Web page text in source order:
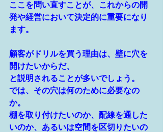
ここを問い直すことが、これからの開
発や経営において決定的に重要になり
ます。
顧客がドリルを買う理由は、壁に穴を
開けたいからだ、
と説明されることが多いでしょう。
では、その穴は何のために必要なの
か。
棚を取り付けたいのか、配線を通した
いのか、あるいは空間を区切りたいの